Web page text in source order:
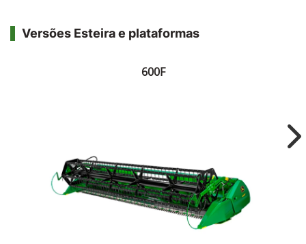
Versões Esteira e plataformas
600F